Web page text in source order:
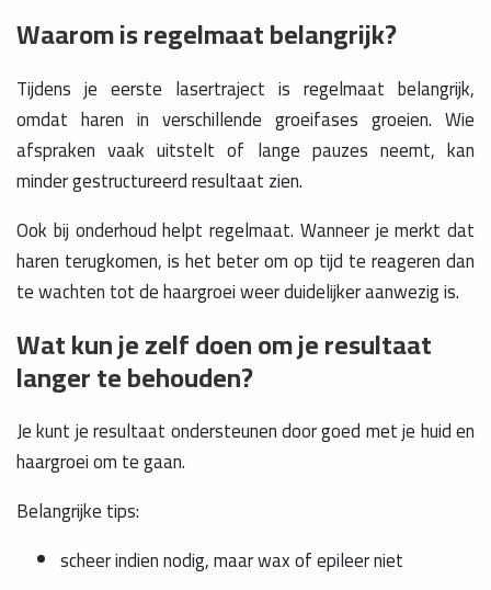
Waarom is regelmaat belangrijk?
Tijdens je eerste lasertraject is regelmaat belangrijk,
omdat haren in verschillende groeifases groeien. Wie
afspraken vaak uitstelt of lange pauzes neemt, kan
minder gestructureerd resultaat zien.
Ook bij onderhoud helpt regelmaat. Wanneer je merkt dat
haren terugkomen, is het beter om op tijd te reageren dan
te wachten tot de haargroei weer duidelijker aanwezig is.
Wat kun je zelf doen om je resultaat
langer te behouden?
Je kunt je resultaat ondersteunen door goed met je huid en
haargroei om te gaan.
Belangrijke tips:
scheer indien nodig, maar wax of epileer niet